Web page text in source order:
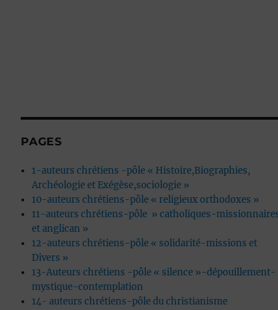
PAGES
1-auteurs chrétiens -pôle « Histoire,Biographies,
Archéologie et Exégèse,sociologie »
10-auteurs chrétiens-pôle « religieux orthodoxes »
11-auteurs chrétiens-pôle » catholiques-
et anglican »
12-auteurs chrétiens-pôle « solidarité-missions et
Divers »
13-Auteurs chrétiens -pôle « silence »-dépouillement-
mystique-contemplation
14- auteurs chrétiens-pôle du christianisme